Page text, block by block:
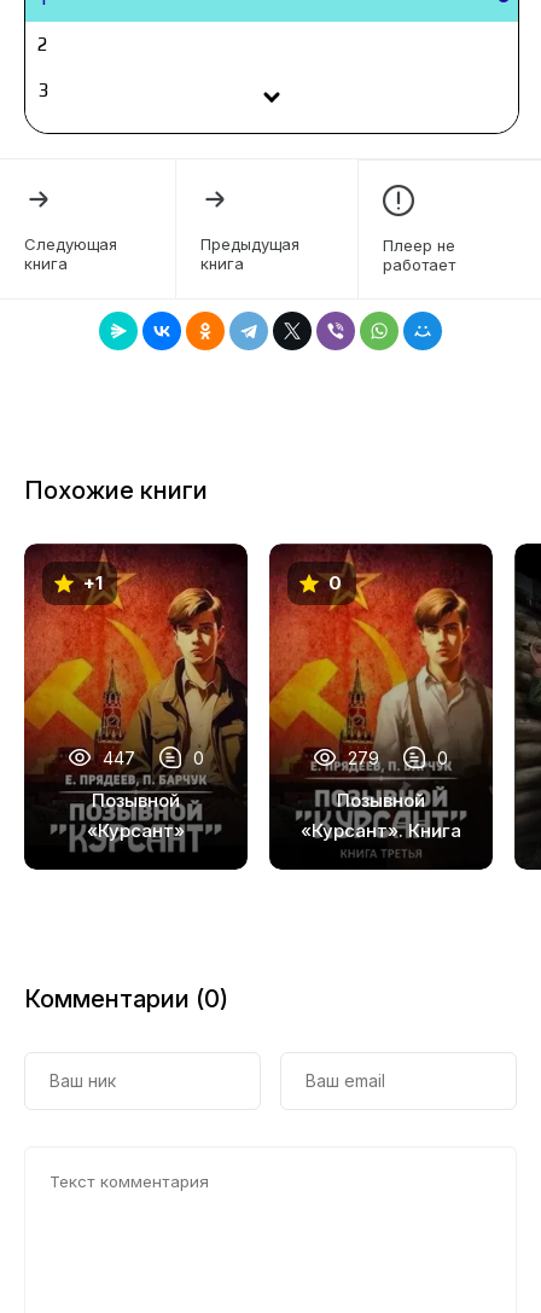
2
3
4
7
12
13
14
15
16
Следующая
книга
Предыдущая
книга
Плеер не
работает
Похожие книги
+1
447 0
Позывной
«Курсант»
0
279 0
Позывной
«Курсант». Книга
3
Комментарии (0)